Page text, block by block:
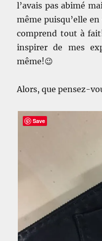
l’avais pas abimé
même puisqu’elle
comprend tout à
inspirer de mes
même!😉
Alors, que pensez-
Save